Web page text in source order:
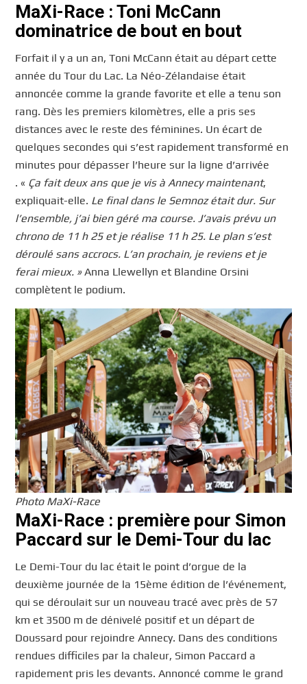
MaXi-Race : Toni McCann
dominatrice de bout en bout
Forfait il y a un an, Toni McCann était au départ cette
année du Tour du Lac. La Néo-Zélandaise était
annoncée comme la grande favorite et elle a tenu son
rang. Dès les premiers kilomètres, elle a pris ses
distances avec le reste des féminines. Un écart de
quelques secondes qui s’est rapidement transformé en
minutes pour dépasser l’heure sur la ligne d’arrivée
. « Ça fait deux ans que je vis à Annecy maintenant,
expliquait-elle. Le final dans le Semnoz était dur. Sur
l’ensemble, j’ai bien géré ma course. J’avais prévu un
chrono de 11 h 25 et je réalise 11 h 25. Le plan s’est
déroulé sans accrocs. L’an prochain, je reviens et je
ferai mieux. » Anna Llewellyn et Blandine Orsini
complètent le podium.
Photo MaXi-Race
MaXi-Race : première pour Simon
Paccard sur le Demi-Tour du lac
Le Demi-Tour du lac était le point d’orgue de la
deuxième journée de la 15ème édition de l’événement,
qui se déroulait sur un nouveau tracé avec près de 57
km et 3500 m de dénivelé positif et un départ de
Doussard pour rejoindre Annecy. Dans des conditions
rendues difficiles par la chaleur, Simon Paccard a
rapidement pris les devants. Annoncé comme le grand